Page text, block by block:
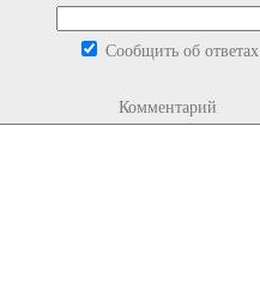
Сообщить об ответах
Комментарий